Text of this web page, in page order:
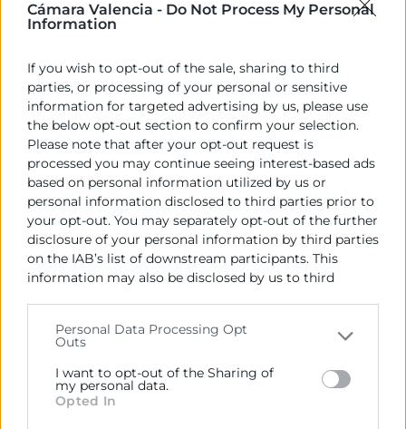
Cámara Valencia - Do Not Process My Personal
Information
If you wish to opt-out of the sale, sharing to third
parties, or processing of your personal or sensitive
information for targeted advertising by us, please use
the below opt-out section to confirm your selection.
Please note that after your opt-out request is
processed you may continue seeing interest-based ads
based on personal information utilized by us or
personal information disclosed to third parties prior to
your opt-out. You may separately opt-out of the further
disclosure of your personal information by third parties
on the IAB’s list of downstream participants. This
information may also be disclosed by us to third
Please note that this website/app uses one or more
Google services and may gather and store information
including but not limited to your visit or usage
behaviour. You may click to grant or deny consent to
Personal Data Processing Opt
Outs
I want to opt-out of the Sharing of
my personal data.
Opted In
Morata para avanzar en las medidas que se están
LEER MÁS »
12 de diciembre de 2024